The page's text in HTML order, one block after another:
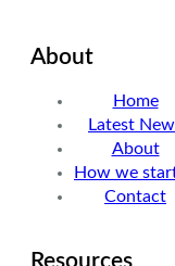
r
d
I
n
g
r
a
m
About
Home
Latest
About
How we
Contact
Resources